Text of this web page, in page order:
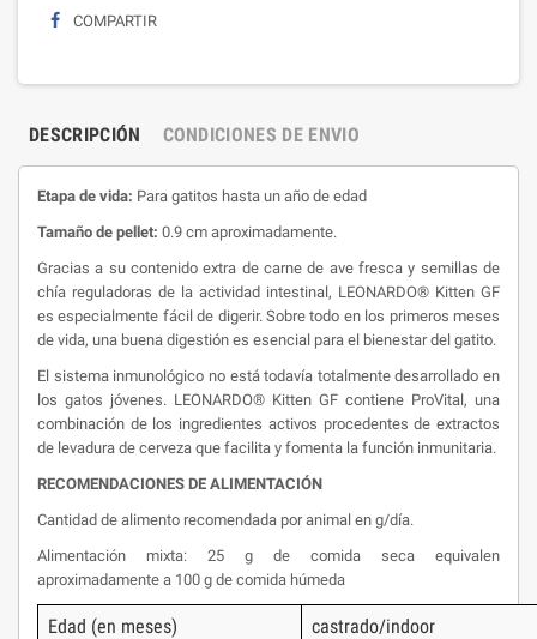
COMPARTIR
DESCRIPCIÓN CONDICIONES DE ENVIO
Etapa de vida: Para gatitos hasta un año de edad
Tamaño de pellet: 0.9 cm aproximadamente.
Gracias a su contenido extra de carne de ave fresca y semillas de
chía reguladoras de la actividad intestinal, LEONARDO® Kitten GF
es especialmente fácil de digerir. Sobre todo en los primeros meses
de vida, una buena digestión es esencial para el bienestar del gatito.
El sistema inmunológico no está todavía totalmente desarrollado en
los gatos jóvenes. LEONARDO® Kitten GF contiene ProVital, una
combinación de los ingredientes activos procedentes de extractos
de levadura de cerveza que facilita y fomenta la función inmunitaria.
RECOMENDACIONES DE ALIMENTACIÓN
Cantidad de alimento recomendada por animal en g/día.
Alimentación mixta: 25 g de comida seca equivalen
aproximadamente a 100 g de comida húmeda
Edad (en meses)
castrado/indoor